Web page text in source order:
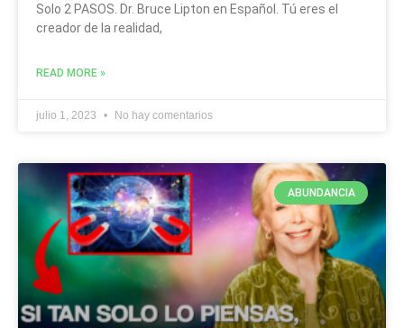
Solo 2 PASOS. Dr. Bruce Lipton en Español. Tú eres el
creador de la realidad,
READ MORE »
julio 1, 2023 No hay comentarios
ABUNDANCIA